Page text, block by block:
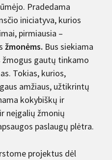
Pradedama
iniciatyva, kurios
pirmiausia –
žmonėms. Bus siekiama
gautų tinkamo
Tokias, kurios,
amžiaus, užtikrintų
kokybiškų ir
neįgalių žmonių
paslaugų plėtra.
projektus dėl